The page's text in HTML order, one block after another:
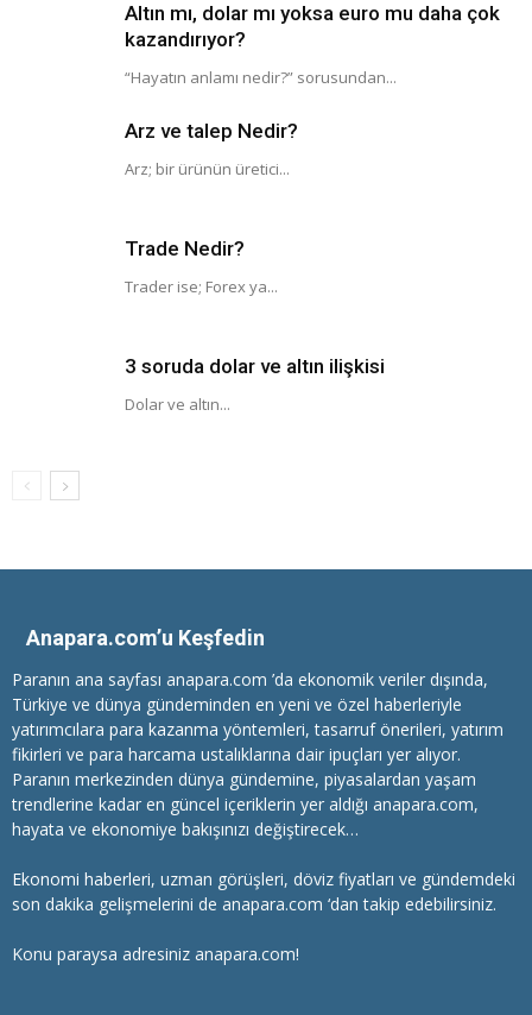
Altın mı, dolar mı yoksa euro mu daha çok
kazandırıyor?
“Hayatın anlamı nedir?” sorusundan...
Arz ve talep Nedir?
Arz; bir ürünün üretici...
Trade Nedir?
Trader ise; Forex ya...
3 soruda dolar ve altın ilişkisi
Dolar ve altın...
Anapara.com’u Keşfedin
Paranın ana sayfası anapara.com ’da ekonomik veriler dışında,
Türkiye ve dünya gündeminden en yeni ve özel haberleriyle
yatırımcılara para kazanma yöntemleri, tasarruf önerileri, yatırım
fikirleri ve para harcama ustalıklarına dair ipuçları yer alıyor.
Paranın merkezinden dünya gündemine, piyasalardan yaşam
trendlerine kadar en güncel içeriklerin yer aldığı anapara.com,
hayata ve ekonomiye bakışınızı değiştirecek…
Ekonomi haberleri, uzman görüşleri, döviz fiyatları ve gündemdeki
son dakika gelişmelerini de anapara.com ‘dan takip edebilirsiniz.
Konu paraysa adresiniz anapara.com!